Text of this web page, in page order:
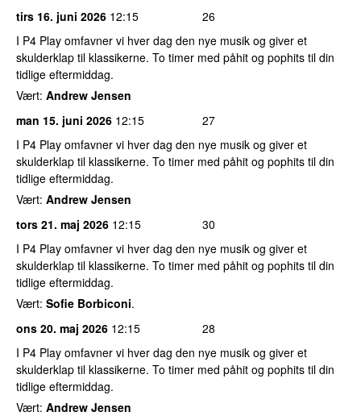
tirs 16. juni 2026 12:15
26
I P4 Play omfavner vi hver dag den nye musik og giver et
skulderklap til klassikerne. To timer med påhit og pophits til din
tidlige eftermiddag.
Vært: Andrew Jensen
man 15. juni 2026 12:15
27
I P4 Play omfavner vi hver dag den nye musik og giver et
skulderklap til klassikerne. To timer med påhit og pophits til din
tidlige eftermiddag.
Vært: Andrew Jensen
tors 21. maj 2026 12:15
30
I P4 Play omfavner vi hver dag den nye musik og giver et
skulderklap til klassikerne. To timer med påhit og pophits til din
tidlige eftermiddag.
Vært: Sofie Borbiconi.
ons 20. maj 2026 12:15
28
I P4 Play omfavner vi hver dag den nye musik og giver et
skulderklap til klassikerne. To timer med påhit og pophits til din
tidlige eftermiddag.
Vært: Andrew Jensen